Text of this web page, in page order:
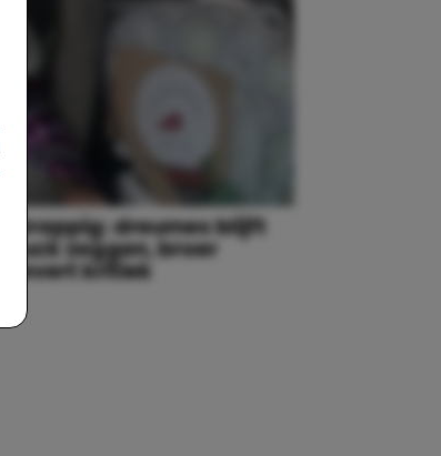
Grappig: dreumes blijft
fuck zeggen, broer
levert kritiek